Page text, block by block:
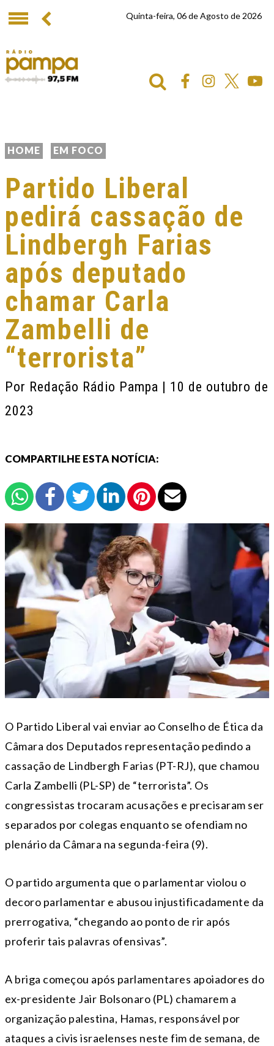
Quinta-feira, 06 de Agosto de 2026
HOME EM FOCO
Partido Liberal
pedirá cassação de
Lindbergh Farias
após deputado
chamar Carla
Zambelli de
“terrorista”
Por Redação Rádio Pampa | 10 de outubro de
2023
COMPARTILHE ESTA NOTÍCIA:
O Partido Liberal vai enviar ao Conselho de Ética da
Câmara dos Deputados representação pedindo a
cassação de Lindbergh Farias (PT-RJ), que chamou
Carla Zambelli (PL-SP) de “terrorista”. Os
congressistas trocaram acusações e precisaram ser
separados por colegas enquanto se ofendiam no
plenário da Câmara na segunda-feira (9).
O partido argumenta que o parlamentar violou o
decoro parlamentar e abusou injustificadamente da
prerrogativa, “chegando ao ponto de rir após
proferir tais palavras ofensivas”.
A briga começou após parlamentares apoiadores do
ex-presidente Jair Bolsonaro (PL) chamarem a
organização palestina, Hamas, responsável por
ataques a civis israelenses neste fim de semana, de